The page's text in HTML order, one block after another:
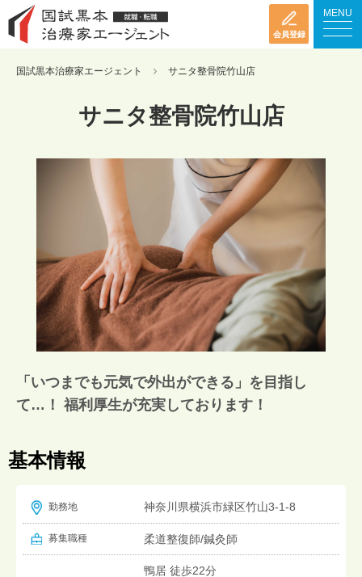
会員登録
MENU
国試黒本治療家エージェント サニタ整骨院竹山店
サニタ整骨院竹山店
「いつまでも元気で外出ができる」を目指し
て…！ 福利厚生が充実しております！
基本情報
勤務地 神奈川県横浜市緑区竹山3-1-8
募集職種 柔道整復師/鍼灸師
鴨居 徒歩22分